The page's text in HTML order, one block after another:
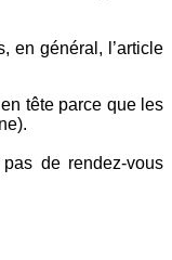
en général, l’article
tête parce que les
de rendez-vous